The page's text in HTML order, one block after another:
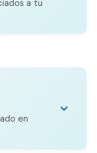
a tu
según el
en
keyboard_arrow_down